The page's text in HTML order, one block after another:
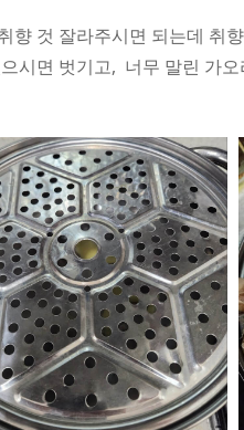
향 것 잘라주시면 되는데 취
시면 벗기고, 너무 말린 가